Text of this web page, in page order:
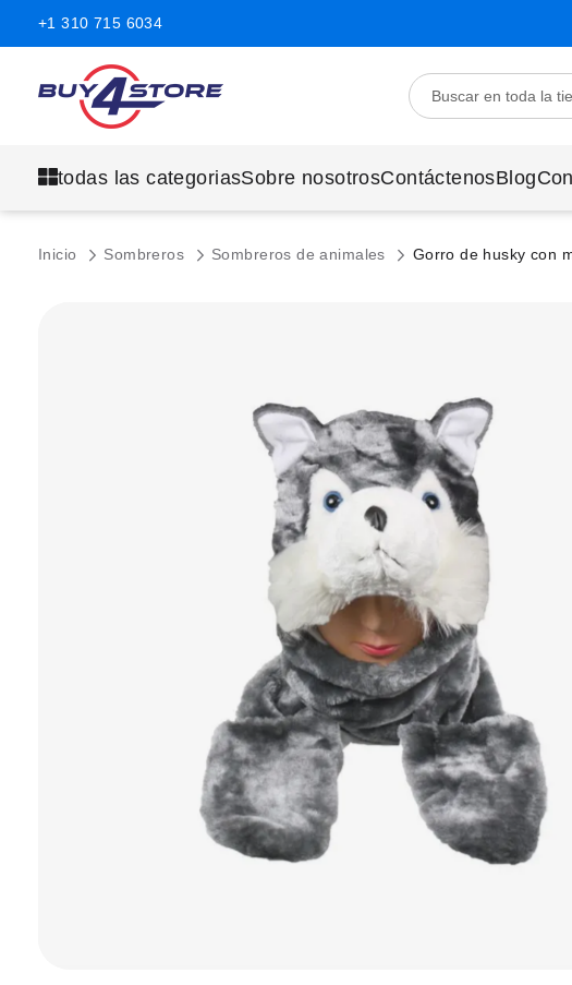
+1 310 715 6034
todas las categoriasSobre nosotrosContáctenosBlog
Inicio Sombreros Sombreros de animales Gorro de husky con